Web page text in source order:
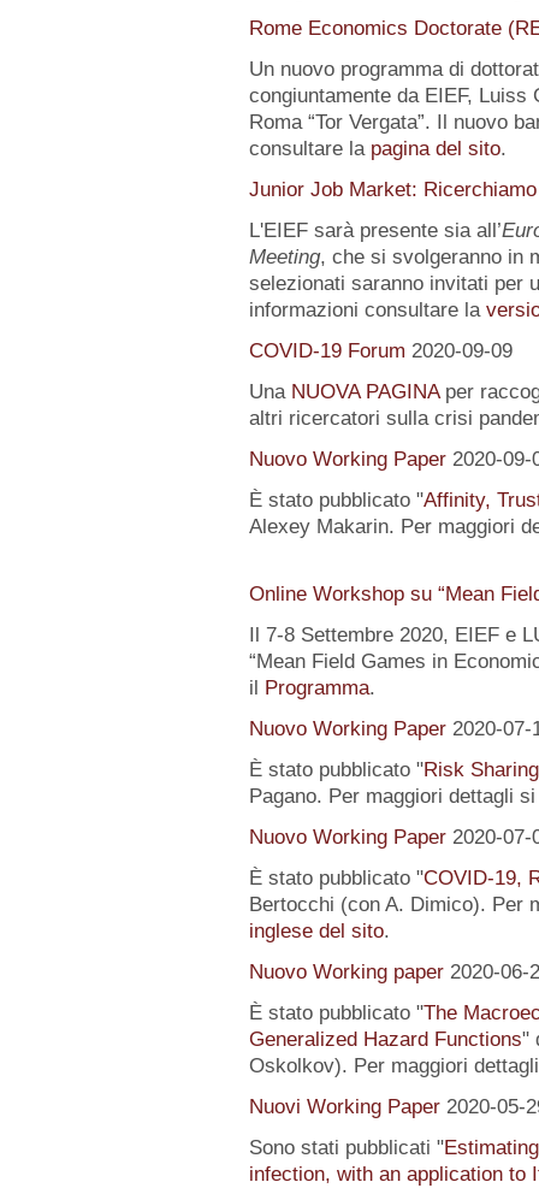
Rome Economics Doctorate
Un nuovo programma di
congiuntamente da EIEF, Luiss
Roma “Tor Vergata”. Il nuovo
consultare la pagina del sito.
Junior Job Market:
L'EIEF sarà presente sia all’
Meeting, che si svolgeranno in
selezionati saranno invitati per
informazioni consultare la
COVID-19 Forum 2020-09-09
Una NUOVA PAGINAper
altri ricercatori sulla crisi
Nuovo Working Paper 2020-09-
È stato pubblicato "Affinity,
Alexey Makarin. Per maggiori
Online Workshop su “Mean
Il 7-8 Settembre 2020, EIEF e
“Mean Field Games in
il Programma.
Nuovo Working Paper 2020-07-
È stato pubblicato "Risk
Pagano. Per maggiori dettagli
Nuovo Working Paper 2020-07-
È stato pubblicato "COVID-19,
Bertocchi (con A. Dimico). Per
inglese del sito.
Nuovo Working paper 2020-06-
È stato pubblicato "The
Generalized Hazard Functions"
Oskolkov). Per maggiori
Nuovi Working Paper 2020-05-
Sono stati pubblicati "
infection, with an application to